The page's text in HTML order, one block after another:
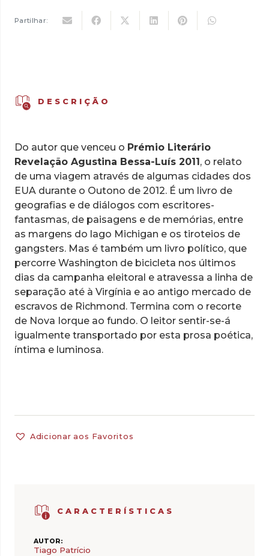
Partilhar:
CARACTERÍSTICAS
AUTOR:
Tiago Patrício
DESCRIÇÃO
Do autor que venceu o Prémio Literário
Revelação Agustina Bessa-Luís 2011, o relato
de uma viagem através de algumas cidades dos
EUA durante o Outono de 2012. É um livro de
geografias e de diálogos com escritores-
fantasmas, de paisagens e de memórias, entre
as margens do lago Michigan e os tiroteios de
gangsters. Mas é também um livro político, que
percorre Washington de bicicleta nos últimos
dias da campanha eleitoral e atravessa a linha de
separação até à Virgínia e ao antigo mercado de
escravos de Richmond. Termina com o recorte
de Nova Iorque ao fundo. O leitor sentir-se-á
igualmente transportado por esta prosa poética,
íntima e luminosa.
Adicionar aos Favoritos